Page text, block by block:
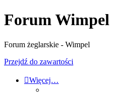
Forum Wimpel
Forum żeglarskie - Wimpel
Przejdź do zawartości
Więcej…